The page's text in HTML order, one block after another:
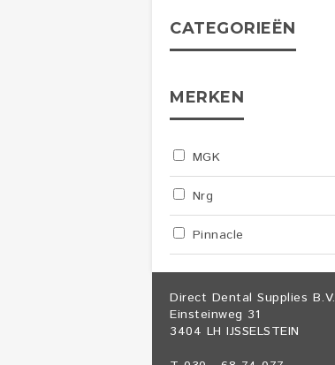
CATEGORIEËN
MERKEN
MGK
Nrg
Pinnacle
Direct Dental Supplies B.V.
Einsteinweg 31
3404 LH IJSSELSTEIN